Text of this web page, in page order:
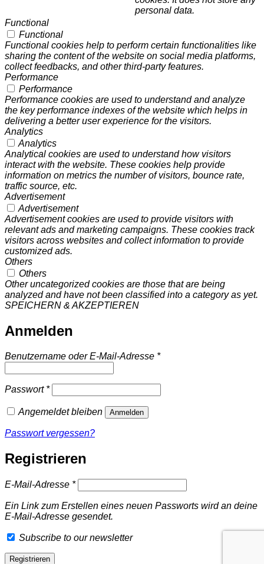
personal data.
Functional
Functional
Functional cookies help to perform certain functionalities like
sharing the content of the website on social media platforms,
collect feedbacks, and other third-party features.
Performance
Performance
Performance cookies are used to understand and analyze
the key performance indexes of the website which helps in
delivering a better user experience for the visitors.
Analytics
Analytics
Analytical cookies are used to understand how visitors
interact with the website. These cookies help provide
information on metrics the number of visitors, bounce rate,
traffic source, etc.
Advertisement
Advertisement
Advertisement cookies are used to provide visitors with
relevant ads and marketing campaigns. These cookies track
visitors across websites and collect information to provide
customized ads.
Others
Others
Other uncategorized cookies are those that are being
analyzed and have not been classified into a category as yet.
SPEICHERN & AKZEPTIEREN
Anmelden
Benutzername oder E-Mail-Adresse *Erforderlich
Passwort *Erforderlich
Angemeldet bleiben Anmelden
Passwort vergessen?
Registrieren
E-Mail-Adresse *Erforderlich
Ein Link zum Erstellen eines neuen Passworts wird an deine
E-Mail-Adresse gesendet.
Subscribe to our newsletter
Registrieren